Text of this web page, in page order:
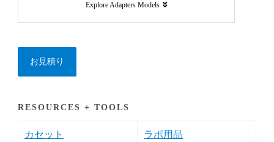
Explore Adapters Models
お見積り
RESOURCES + TOOLS
カセット ラボ用品